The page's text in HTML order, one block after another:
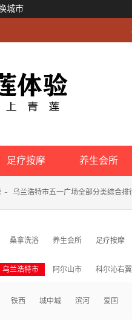
城市
足疗按摩 养生会所
- 乌兰浩特市五一广场全部分类综合排
桑拿洗浴 养生会所 足疗按摩
乌兰浩特市 阿尔山市 科尔沁右
铁西 城中城 滨河 爱国